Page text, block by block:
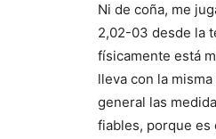
Ni de coña, me
2,02-03 desde la
físicamente está
lleva con la
general las
fiables, porque es